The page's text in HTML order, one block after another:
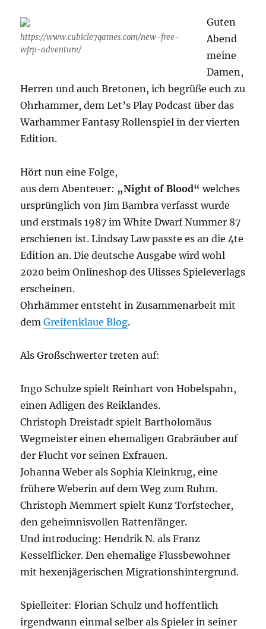
und
Darsteller
https://www.cubicle7games.com/new-free-
wfrp-adventure/
Guten
Abend
meine
Damen,
Herren und auch Bretonen, ich begrüße euch zu
Ohrhammer, dem Let’s Play Podcast über das
Warhammer Fantasy Rollenspiel in der vierten
Edition.
Hört nun eine Folge,
aus dem Abenteuer: „Night of Blood“ welches
ursprünglich von Jim Bambra verfasst wurde
und erstmals 1987 im White Dwarf Nummer 87
erschienen ist. Lindsay Law passte es an die 4te
Edition an. Die deutsche Ausgabe wird wohl
2020 beim Onlineshop des Ulisses Spieleverlags
erscheinen.
Ohrhämmer entsteht in Zusammenarbeit mit
demGreifenklaue Blog.
Als Großschwerter treten auf:
Ingo Schulze spielt Reinhart von Hobelspahn,
einen Adligen des Reiklandes.
Christoph Dreistadt spielt Bartholomäus
Wegmeister einen ehemaligen Grabräuber auf
der Flucht vor seinen Exfrauen.
Johanna Weber als Sophia Kleinkrug, eine
frühere Weberin auf dem Weg zum Ruhm.
Christoph Memmert spielt Kunz Torfstecher,
den geheimnisvollen Rattenfänger.
Und introducing: Hendrik N. als Franz
Kesselflicker. Den ehemalige Flussbewohner
mit hexenjägerischen Migrationshintergrund.
Spielleiter: Florian Schulz und hoffentlich
irgendwann einmal selber als Spieler in seiner